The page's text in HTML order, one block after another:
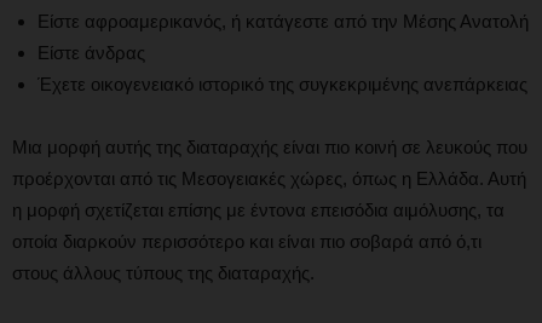
Είστε αφροαμερικανός, ή κατάγεστε από την Μέσης Ανατολή
Είστε άνδρας
Έχετε οικογενειακό ιστορικό της συγκεκριμένης ανεπάρκειας
Μια μορφή αυτής της διαταραχής είναι πιο κοινή σε λευκούς που
προέρχονται από τις Μεσογειακές χώρες, όπως η Ελλάδα. Αυτή
η μορφή σχετίζεται επίσης με έντονα επεισόδια αιμόλυσης, τα
οποία διαρκούν περισσότερο και είναι πιο σοβαρά από ό,τι
στους άλλους τύπους της διαταραχής.